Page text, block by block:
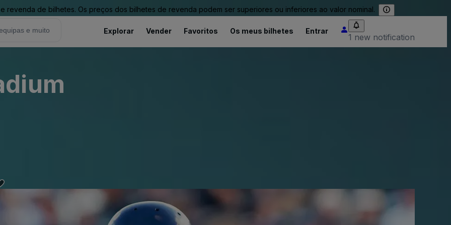
revenda de bilhetes. Os preços dos bilhetes de revenda podem ser superiores ou inferiores ao valor nominal.
Explorar Vender Favoritos Os meus bilhetes Entrar
1 new notification